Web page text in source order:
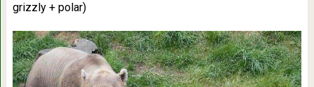
grizzly + polar)